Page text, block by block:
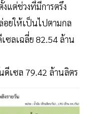
แต่ช่วงที่มีการตรึง
อยให้เป็นไปตามกล
ซลเฉลี่ย 82.54 ล้าน
ดีเซล 79.42 ล้านลิตร